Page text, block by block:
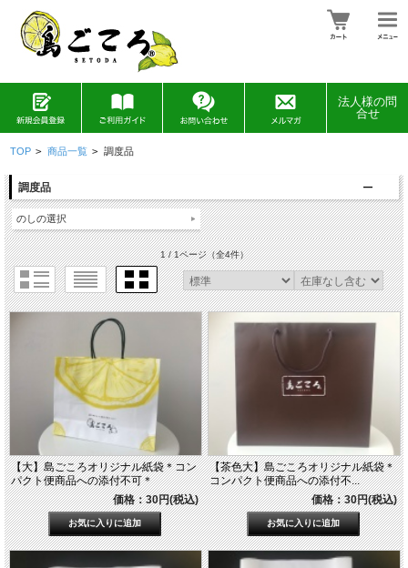
法人様の問
合せ
TOP > 商品一覧 > 調度品
調度品
のしの選択
1 / 1ページ（全4件）
【大】島ごころオリジナル紙袋＊コン
パクト便商品への添付不可＊
価格：30円(税込)
【茶色大】島ごころオリジナル紙袋＊
コンパクト便商品への添付不...
価格：30円(税込)